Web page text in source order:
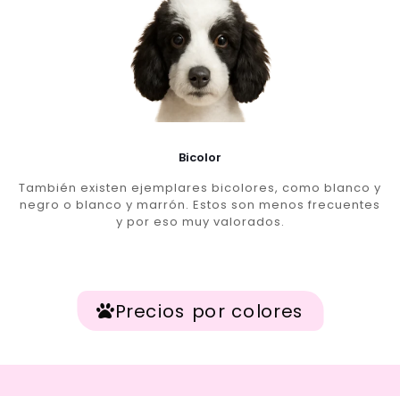
Bicolor
También existen ejemplares bicolores, como blanco y
negro o blanco y marrón. Estos son menos frecuentes
y por eso muy valorados.
Precios por colores